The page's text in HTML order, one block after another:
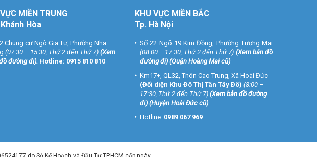
MIỀN TRUNG
Hòa
Chung cư Ngô Gia Tự, Phường Nha
(07:30 – 15:30, Thứ 2 đến Thứ 7) (Xem
đường đi). Hotline: 0915 810 810
KHU VỰC MIỀN BẮC
Tp. Hà Nội
Số 22 Ngõ 19 Kim Đồng, Phường Tương Mai
(08:00 – 17:30, Thứ 2 đến Thứ 7) (Xem bản đồ
đường đi) (Quận Hoàng Mai cũ)
Km17+, QL32, Thôn Cao Trung, Xã Hoài Đức
(Đối diện Khu Đô Thị Tân Tây Đô) (8:00 –
17:30, Thứ 2 đến Thứ 7) (Xem bản đồ đường
đi) (Huyện Hoài Đức cũ)
Hotline: 0989 067 969